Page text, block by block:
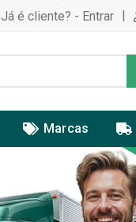
Já é cliente? - Entrar |
Marcas